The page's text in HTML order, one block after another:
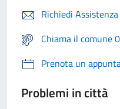
Richiedi Assistenza
Chiama il comune
Prenota un
Problemi in città